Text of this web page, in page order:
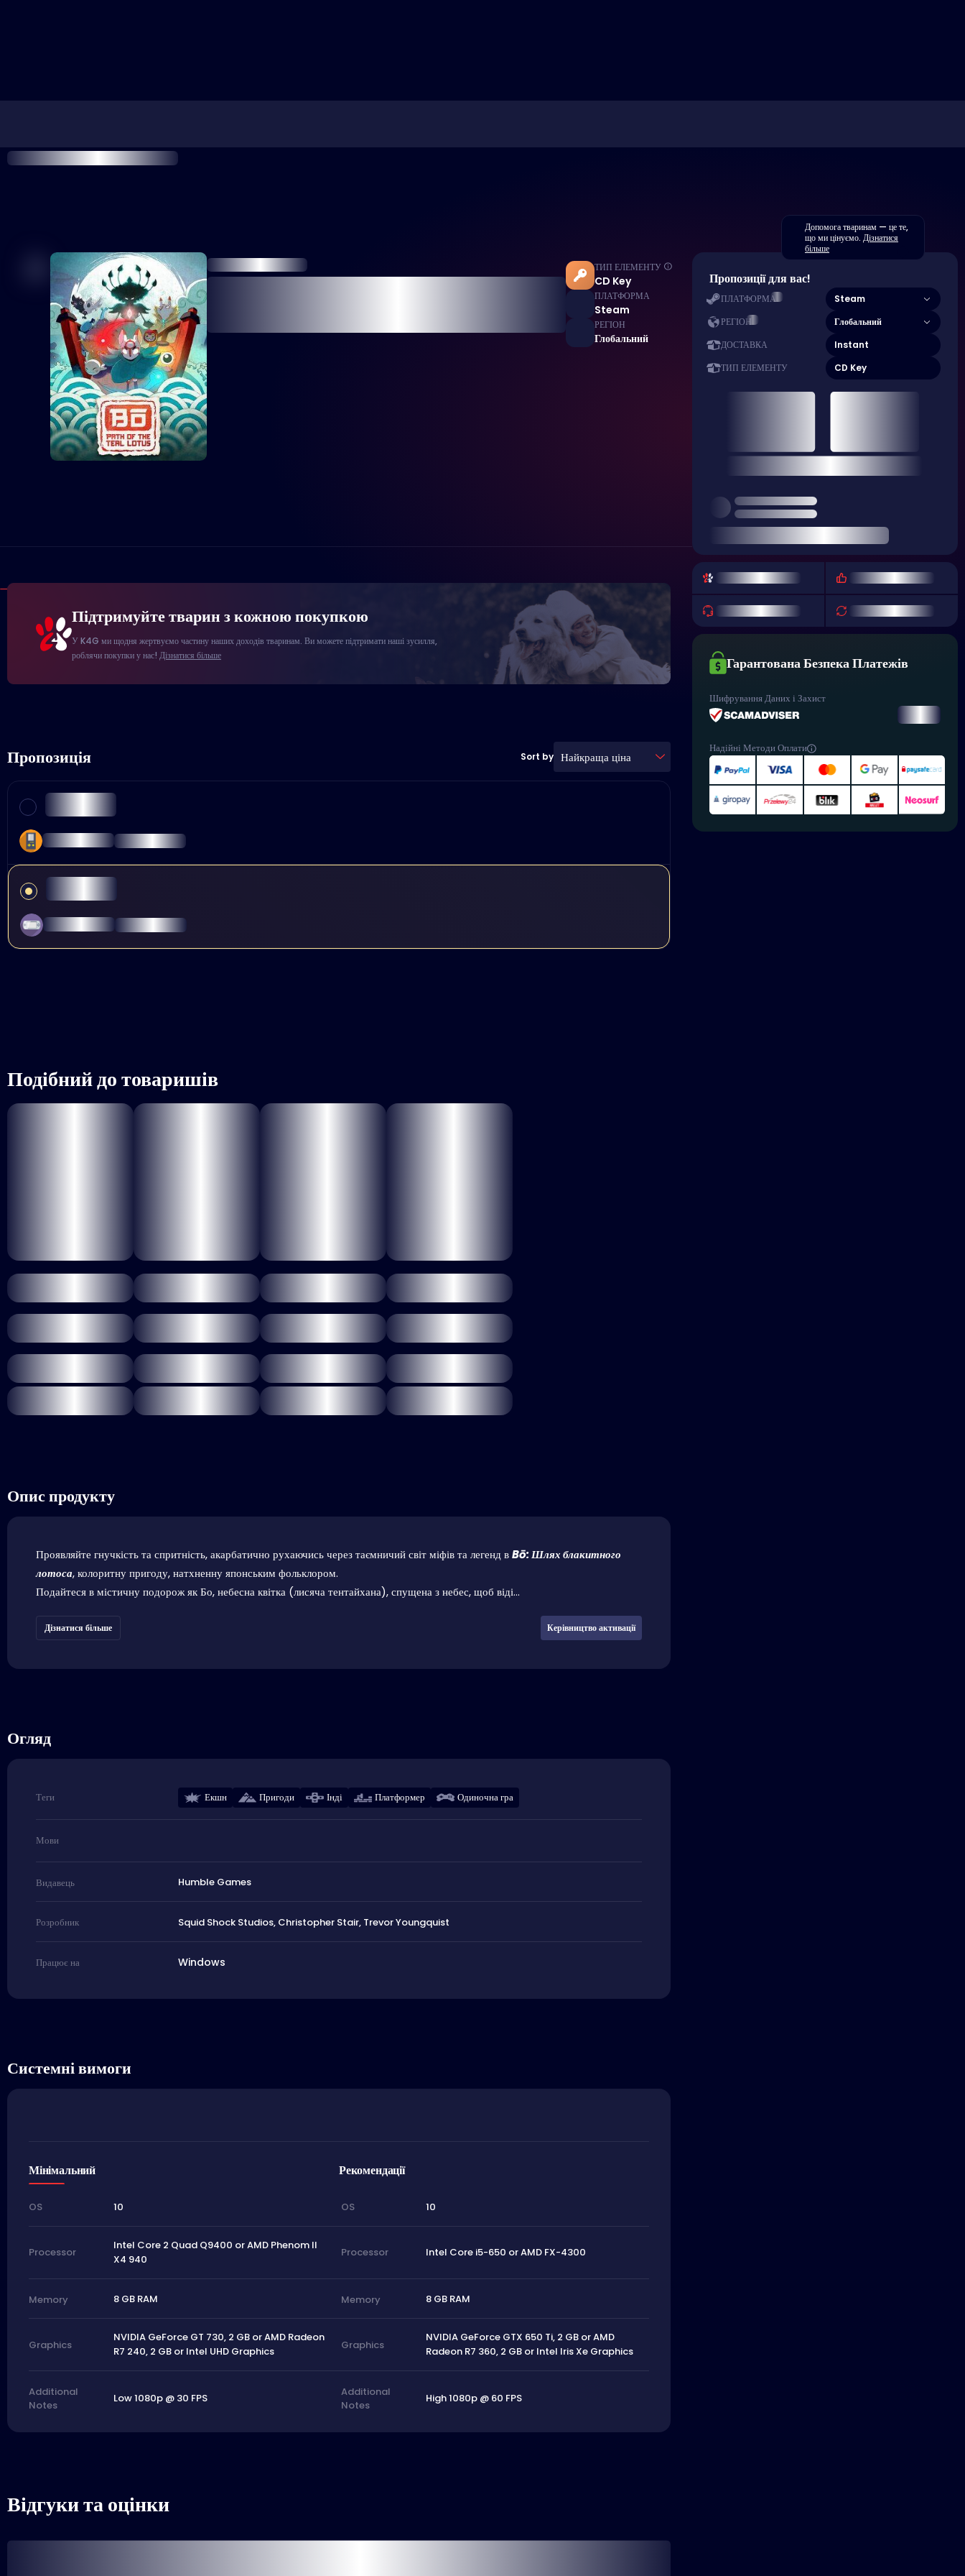
ТИП ЕЛЕМЕНТУ
CD Key
ПЛАТФОРМА
Steam
РЕГІОН
Глобальний
Підтримуйте тварин з кожною покупкою
У K4G ми щодня жертвуємо частину наших доходів тваринам. Ви можете підтримати наші зусилля,
роблячи покупки у нас! Дізнатися більше
Пропозиція Sort by Найкраща ціна
Подібний до товаришів
Опис продукту
Проявляйте гнучкість та спритність, акарбатично рухаючись через таємничий світ міфів та легенд вBō: Шлях блакитного
лотоса, колоритну пригоду, натхненну японським фольклором.
Подайтеся в містичну подорож як Бо, небесна квітка (лисяча тентайхана), спущена з небес, щоб віді...
Дізнатися більше Керівництво активації
Огляд
Теги Екшн Пригоди Інді Платформер Одиночна гра
Мови
Видавець Humble Games
Розробник Squid Shock Studios, Christopher Stair, Trevor Youngquist
Працює на Windows
Системні вимоги
Мінімальний Рекомендації
OS 10 OS 10
Processor
Intel Core 2 Quad Q9400 or AMD Phenom II
X4 940
Processor Intel Core i5-650 or AMD FX-4300
Memory 8 GB RAM Memory 8 GB RAM
Graphics
NVIDIA GeForce GT 730, 2 GB or AMD Radeon
R7 240, 2 GB or Intel UHD Graphics
Graphics
NVIDIA GeForce GTX 650 Ti, 2 GB or AMD
Radeon R7 360, 2 GB or Intel Iris Xe Graphics
Additional
Notes
Low 1080p @ 30 FPS
Additional
Notes
High 1080p @ 60 FPS
Відгуки та оцінки
Допомога тваринам — це те,
що ми цінуємо. Дізнатися
більше
Пропозиції для вас!
ПЛАТФОРМА Steam
РЕГІОН Глобальний
ДОСТАВКА Instant
ТИП ЕЛЕМЕНТУ CD Key
Гарантована Безпека Платежів
Шифрування Даних і Захист
Надійні Методи Оплати